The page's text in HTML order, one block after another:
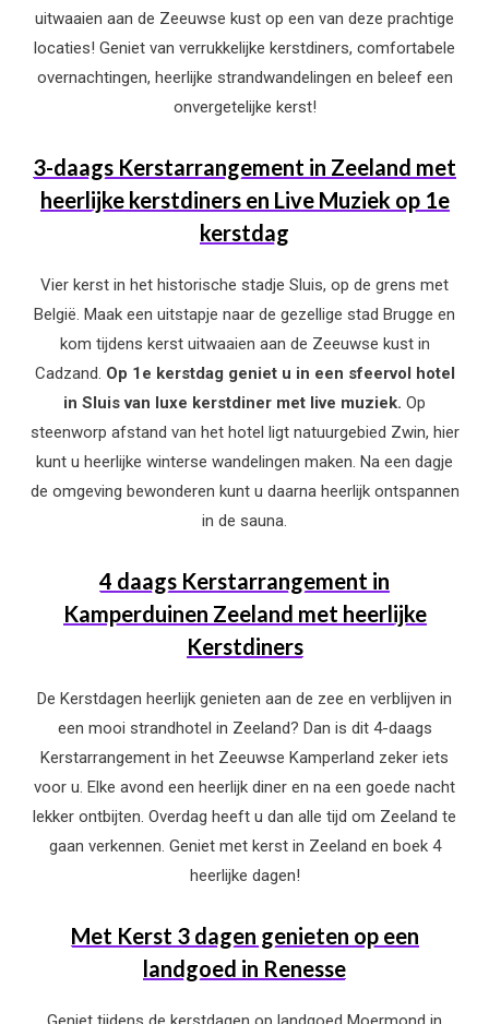
uitwaaien aan de Zeeuwse kust op een van deze prachtige
locaties! Geniet van verrukkelijke kerstdiners, comfortabele
overnachtingen, heerlijke strandwandelingen en beleef een
onvergetelijke kerst!
3-daags Kerstarrangement in Zeeland met
heerlijke kerstdiners en Live Muziek op 1e
kerstdag
Vier kerst in het historische stadje Sluis, op de grens met
België. Maak een uitstapje naar de gezellige stad Brugge en
kom tijdens kerst uitwaaien aan de Zeeuwse kust in
Cadzand. Op 1e kerstdag geniet u in een sfeervol hotel
in Sluis van luxe kerstdiner met live muziek. Op
steenworp afstand van het hotel ligt natuurgebied Zwin, hier
kunt u heerlijke winterse wandelingen maken. Na een dagje
de omgeving bewonderen kunt u daarna heerlijk ontspannen
in de sauna.
4 daags Kerstarrangement in
Kamperduinen Zeeland met heerlijke
Kerstdiners
De Kerstdagen heerlijk genieten aan de zee en verblijven in
een mooi strandhotel in Zeeland? Dan is dit 4-daags
Kerstarrangement in het Zeeuwse Kamperland zeker iets
voor u. Elke avond een heerlijk diner en na een goede nacht
lekker ontbijten. Overdag heeft u dan alle tijd om Zeeland te
gaan verkennen. Geniet met kerst in Zeeland en boek 4
heerlijke dagen!
Met Kerst 3 dagen genieten op een
landgoed in Renesse